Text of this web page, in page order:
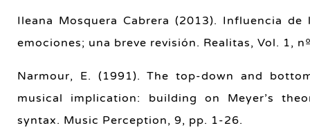
Ileana Mosquera Cabrera (2013). Influencia de
emociones; una breve revisión. Realitas, Vol. 1,
Narmour, E. (1991). The top-down and
musical implication: building on Meyer’s
syntax. Music Perception, 9, pp. 1-26.